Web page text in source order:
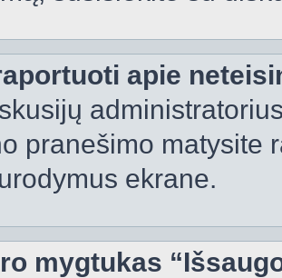
apie
pranešimo matysite
ekrane.
mygtukas